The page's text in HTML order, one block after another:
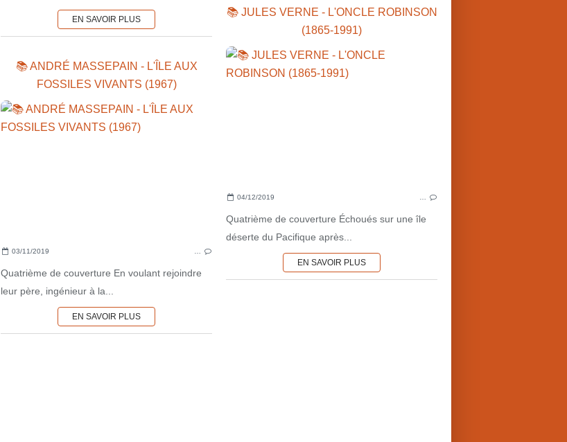
EN SAVOIR PLUS
📚 JULES VERNE - L'ONCLE ROBINSON
(1865-1991)
04/12/2019
Quatrième de couverture Échoués sur une île
déserte du Pacifique après...
EN SAVOIR PLUS
📚 ANDRÉ MASSEPAIN - L'ÎLE AUX
FOSSILES VIVANTS (1967)
FANTASTIQUE
03/11/2019
Quatrième de couverture En voulant rejoindre
leur père, ingénieur à la...
EN SAVOIR PLUS